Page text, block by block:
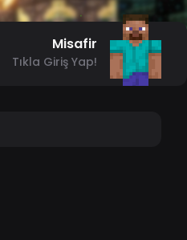
Misafir
Tıkla Giriş Yap!